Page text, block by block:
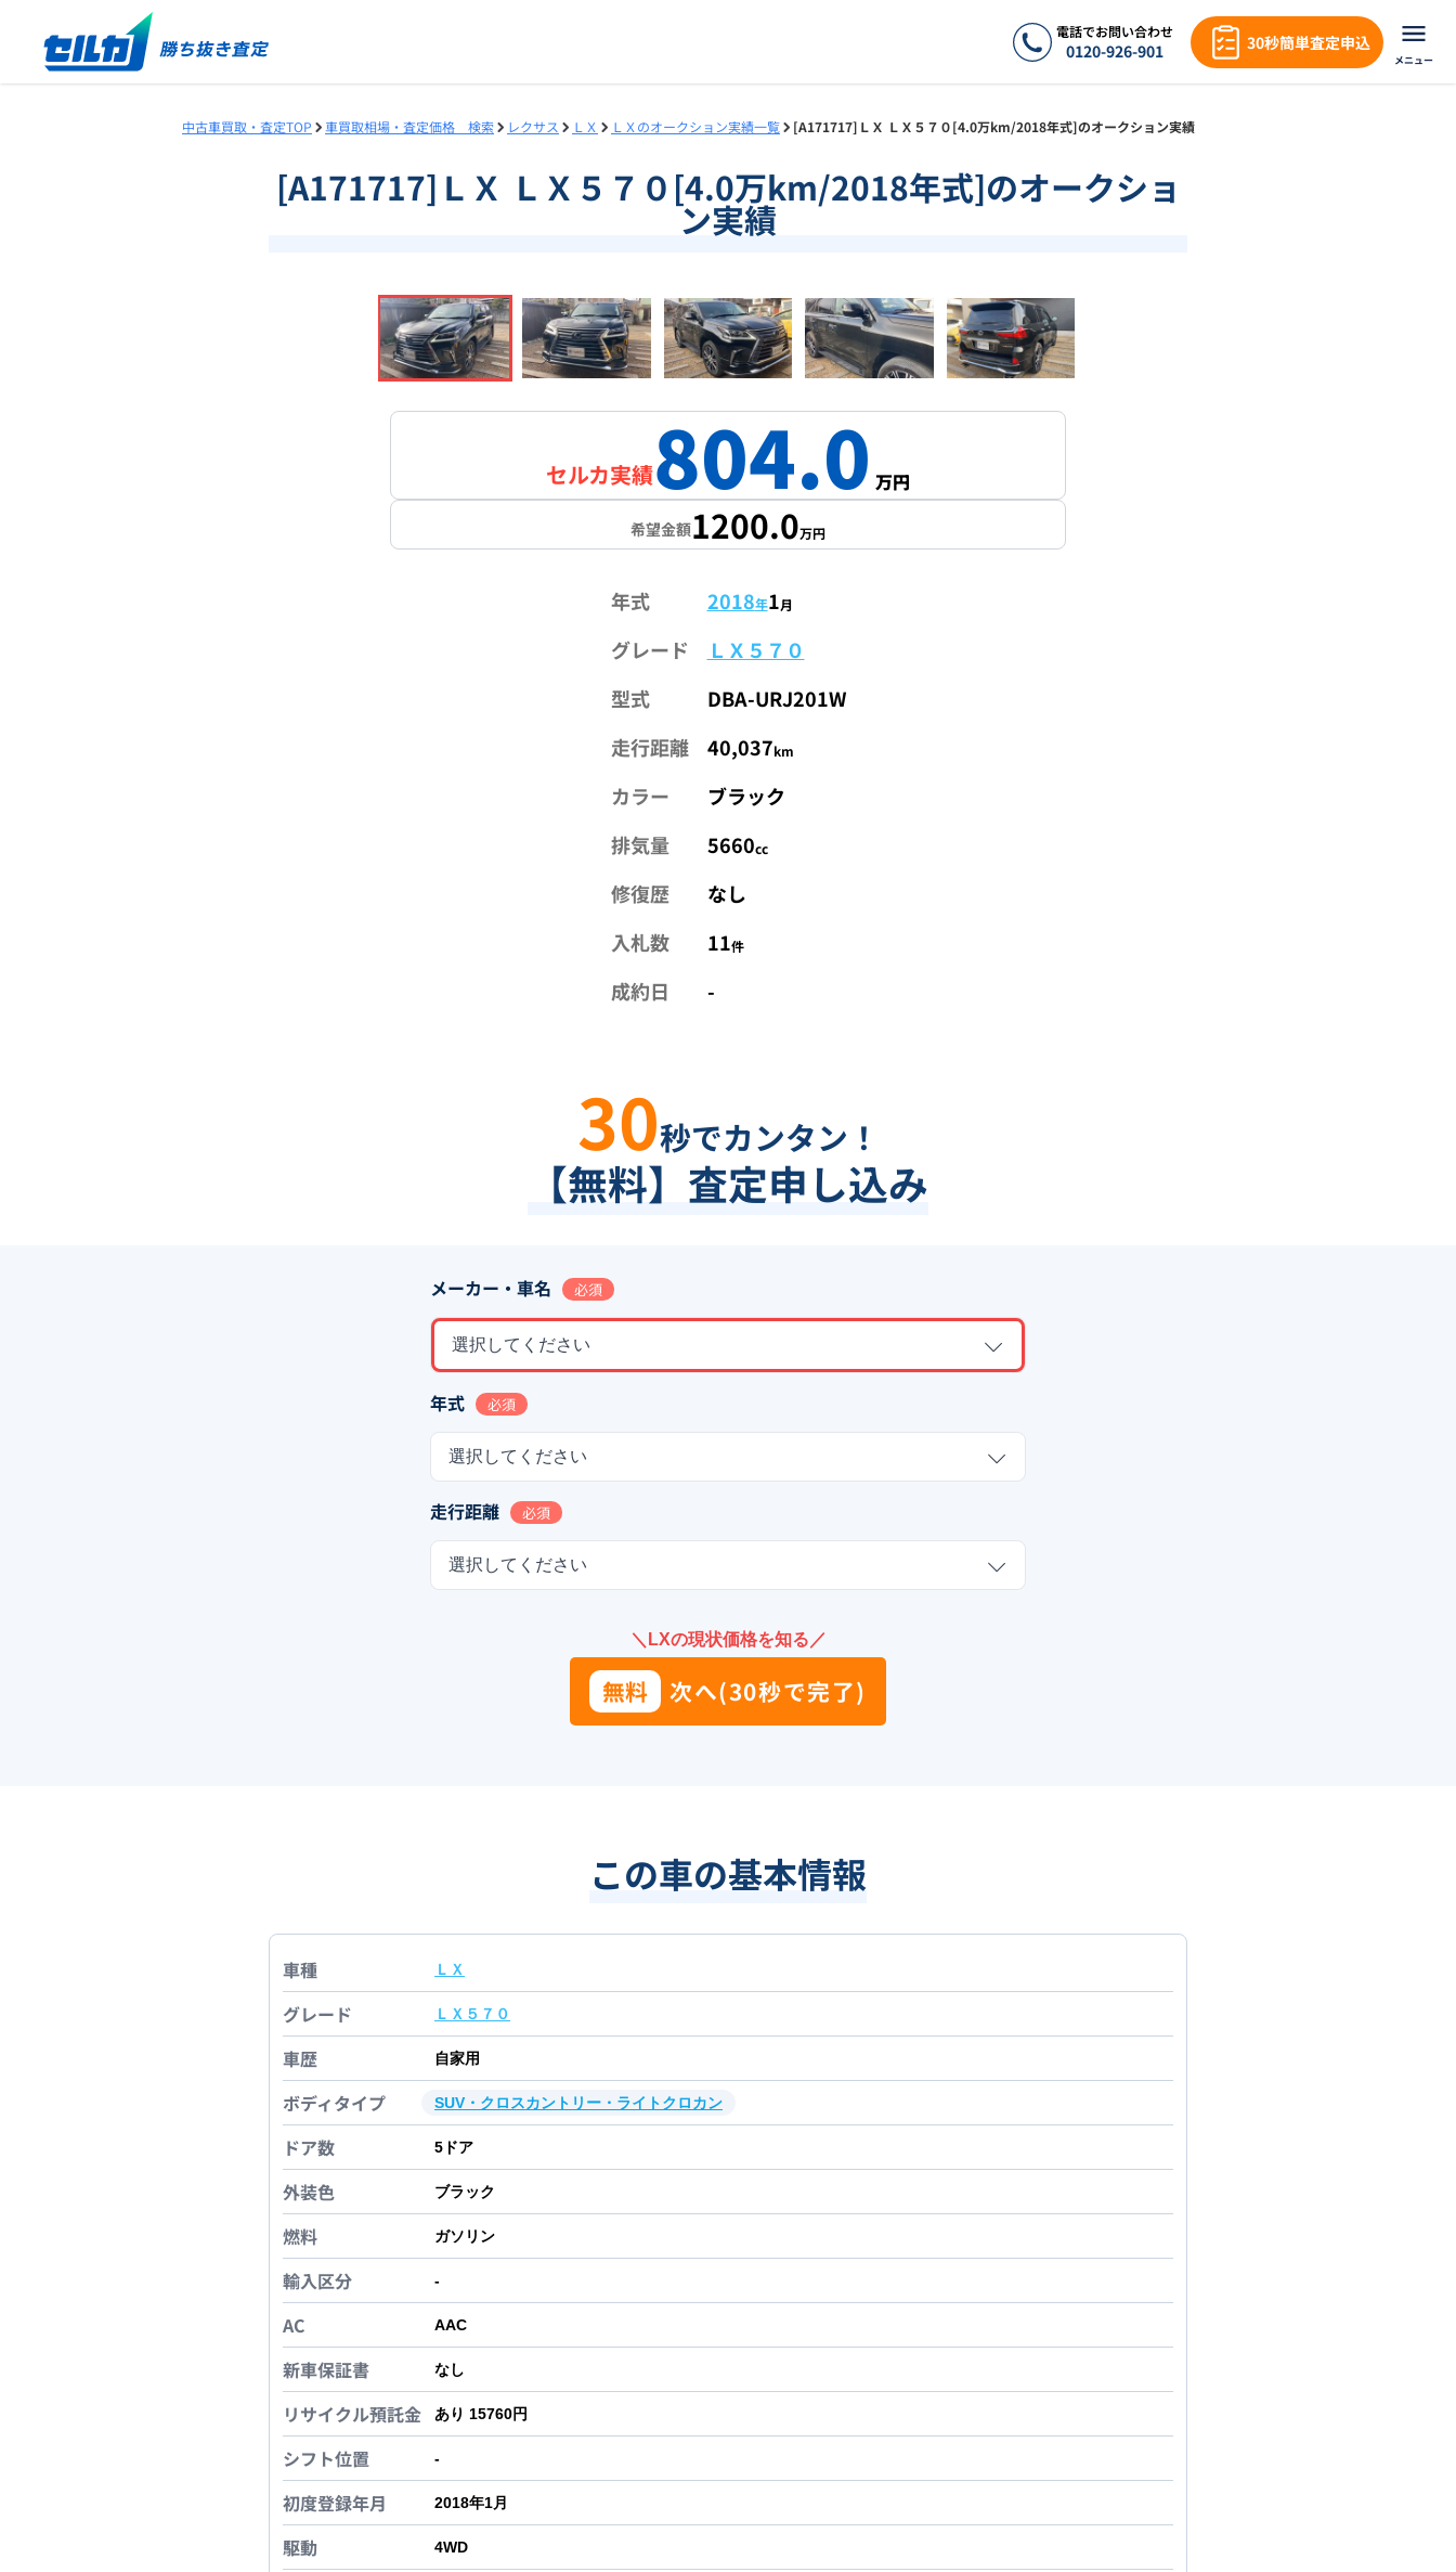
電話でお問い合わせ
0120-926-901 30秒簡単査定申込
メニュー
中古車買取・査定TOP 車買取相場・査定価格 検索 レクサス ＬＸ ＬＸのオークション実績一覧 [A171717]ＬＸ ＬＸ５７０[4.0万km/2018年式]のオークション実績
[A171717]ＬＸ ＬＸ５７０[4.0万km/2018年式]のオークショ
ン実績
1/18
セルカ実績804.0 万円
希望金額1200.0万円
年式 2018年1月
グレード
ＬＸ５７０
型式
DBA-URJ201W
走行距離
40,037km
カラー
ブラック
排気量
5660cc
修復歴
なし
入札数
11件
成約日 -
30秒でカンタン！
【無料】査定申し込み
メーカー・車名 必須
選択してください
年式 必須
選択してください
走行距離 必須
選択してください
＼LXの現状価格を知る／
無料 次へ(30秒で完了)
この車の基本情報
車種 ＬＸ
グレード ＬＸ５７０
車歴 自家用
ボディタイプ SUV・クロスカントリー・ライトクロカン
ドア数 5 ドア
外装色 ブラック
燃料 ガソリン
輸入区分 -
AC AAC
新車保証書 なし
リサイクル預託金 あり 15760円
シフト位置 -
初度登録年月 2018年1月
駆動 4WD